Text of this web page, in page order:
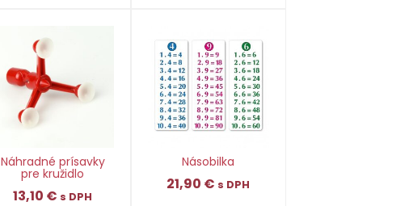
Náhradné prísavky
pre kružidlo
13,10 € s DPH
Násobilka
21,90 € s DPH